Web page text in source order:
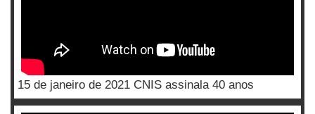
15 de janeiro de 2021 CNIS assinala 40 anos